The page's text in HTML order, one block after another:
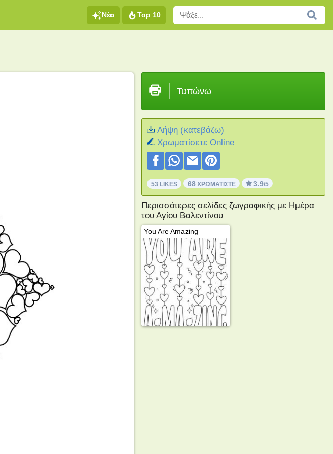
Νέα Top 10
Τυπώνω
Λήψη (κατεβάζω)
Xρωματίσετε Online
53 LIKES 68ΧΡΩΜΑΤΊΣΤΕ 3.9/5
Περισσότερες σελίδες ζωγραφικής με Ημέρα
του Αγίου Βαλεντίνου
You Are Amazing